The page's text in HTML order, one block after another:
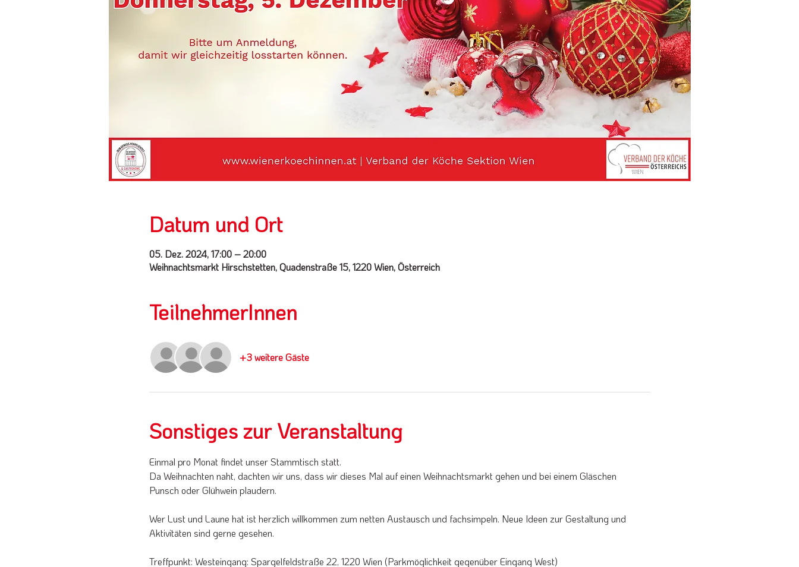
Datum und Ort
05. Dez. 2024, 17:00 – 20:00
Weihnachtsmarkt Hirschstetten, Quadenstraße 15, 1220 Wien, Österreich
TeilnehmerInnen
+3 weitere Gäste
Sonstiges zur Veranstaltung
Einmal pro Monat findet unser Stammtisch statt.
Da Weihnachten naht, dachten wir uns, dass wir dieses Mal auf einen Weihnachtsmarkt gehen und bei einem Gläschen
Punsch oder Glühwein plaudern.
Wer Lust und Laune hat ist herzlich willkommen zum netten Austausch und fachsimpeln. Neue Ideen zur Gestaltung und
Aktivitäten sind gerne gesehen.
Treffpunkt: Westeingang: Spargelfeldstraße 22, 1220 Wien (Parkmöglichkeit gegenüber Eingang West)